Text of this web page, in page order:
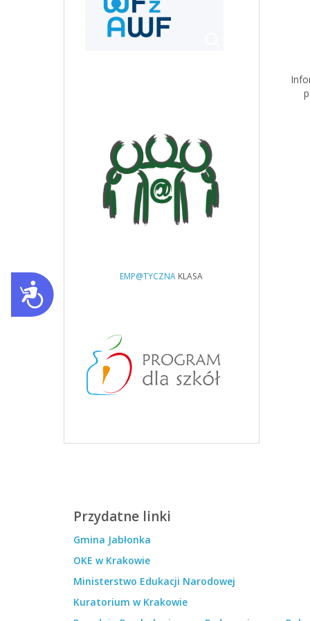
Dostępność
EMP@TYCZNA KLASA
Przydatne linki
Gmina Jabłonka
OKE w Krakowie
Ministerstwo Edukacji Narodowej
Kuratorium w Krakowie